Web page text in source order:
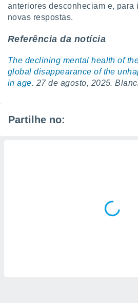
anteriores desconheciam e, para
novas respostas.
Referência da notícia
The declining mental health of
global disappearance of the
in age. 27 de agosto, 2025.
Partilhe no: